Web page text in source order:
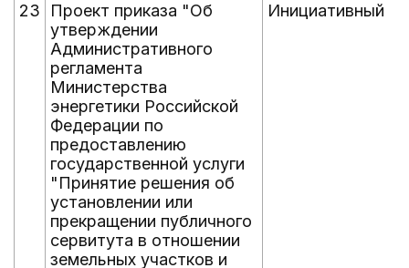
23
Проект приказа "Об
утверждении
Административного
регламента
Министерства
энергетики Российской
Федерации по
предоставлению
государственной услуги
"Принятие решения об
установлении или
прекращении публичного
сервитута в отношении
земельных участков и
Инициативный